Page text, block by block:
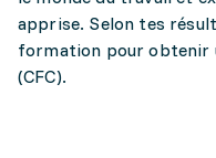
apprise. Selon tes
formation pour obtenir
(CFC).